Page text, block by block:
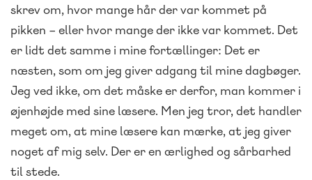
skrev om, hvor mange hår der var kommet på
pikken – eller hvor mange der ikke var kommet. Det
er lidt det samme i mine fortællinger: Det er
næsten, som om jeg giver adgang til mine dagbøger.
Jeg ved ikke, om det måske er derfor, man kommer i
øjenhøjde med sine læsere. Men jeg tror, det handler
meget om, at mine læsere kan mærke, at jeg giver
noget af mig selv. Der er en ærlighed og sårbarhed
til stede.